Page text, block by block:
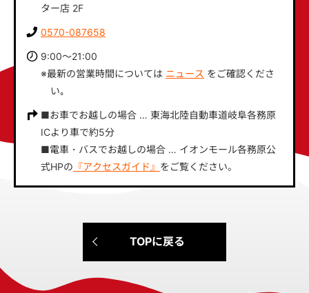
ター店 2F
0570-087658
9:00～21:00
※最新の営業時間については ニュース をご確認くださ
い｡
■お車でお越しの場合 … 東海北陸自動車道岐阜各務原
ICより車で約5分
■電車・バスでお越しの場合 … イオンモール各務原公
式HPの 『アクセスガイド』 をご覧ください。
TOPに戻る